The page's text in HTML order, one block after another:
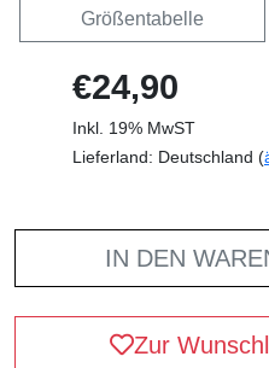
Größentabelle
€24,90
Inkl. 19% MwST
Lieferland: Deutschland (
IN DEN
Zur